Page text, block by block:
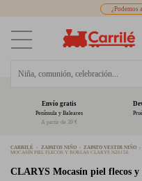
¿Podemos
Envío gratis
Península y Baleares
A partir de 39 €
CARRILÉ ZAPATOS NIÑO ZAPATO VESTIR NIÑO
MOCASÍN PIEL FLECOS Y BORLAS CLARYS N20156
CLARYS Mocasín piel flecos